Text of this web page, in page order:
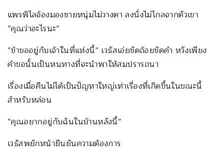
แพรพิไลจ้องมองชายหนุ่มไม่วางตา ลงนั่งไม่ไกลจากตัวเขา
“คุณว่าอะไรนะ”
“ข้าขออยู่กับเจ้าในที่แห่งนี้” เวธัสเอ่ยชัดถ้อยชัดคำ หวังเพียง
คำขอนั้นเป็นหนทางที่จะนำพาให้สมปรารถนา
เรื่องเมื่อคืนไม่ได้เป็นปัญหาใหญ่เท่าเรื่องที่เกิดขึ้นในขณะนี้
สำหรับหล่อน
“คุณอยากอยู่กับฉันในบ้านหลังนี้”
เวธัสพยักหน้ายืนยันความต้องการ